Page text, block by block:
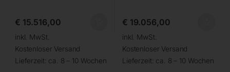
€ 15.516,00
inkl. MwSt.
Kostenloser Versand
Lieferzeit: ca. 8 – 10 Wochen
€ 19.056,00
inkl. MwSt.
Kostenloser Versand
Lieferzeit: ca. 8 – 10 Wochen